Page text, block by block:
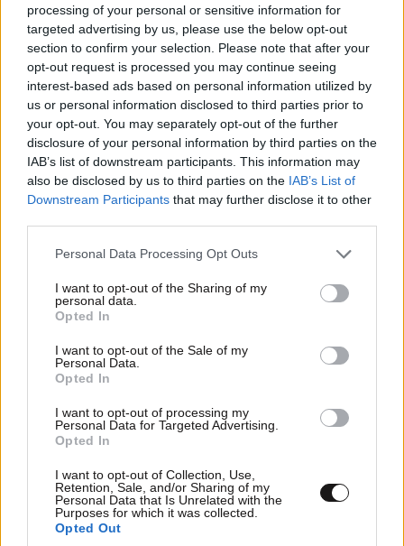
processing of your personal or sensitive information for
targeted advertising by us, please use the below opt-out
section to confirm your selection. Please note that after your
opt-out request is processed you may continue seeing
interest-based ads based on personal information utilized by
us or personal information disclosed to third parties prior to
your opt-out. You may separately opt-out of the further
disclosure of your personal information by third parties on the
IAB’s list of downstream participants. This information may
also be disclosed by us to third parties on the IAB’s List of
Downstream Participants that may further disclose it to other
Please note that this website/app uses one or more Google
not limited to your visit or usage behaviour. You may click to
grant or deny consent to Google and its third-party tags to
use your data for below specified purposes in below Google
consent section.
Personal Data Processing Opt Outs
I want to opt-out of the Sharing of my
personal data.
Opted In
I want to opt-out of the Sale of my
Personal Data.
Opted In
I want to opt-out of processing my
Personal Data for Targeted Advertising.
Opted In
I want to opt-out of Collection, Use,
Retention, Sale, and/or Sharing of my
Personal Data that Is Unrelated with the
Purposes for which it was collected.
Opted Out
Εννοείται ότι μειώθηκαν οι θόρυβοι, αλλά η
παραπληροφόρηση είναι στα φόρτε της.
Απαντήστε
criskalts 12·04·2020 10:23
ανθρώπινη δραστηριότητα γενικά, από την άλλη όμως
αυξήθηκα ΣΗΜΑΝΤΙΚΑ οι θόρυβοι από τους
χειρηλάτες αυτοαπασχολούμενους